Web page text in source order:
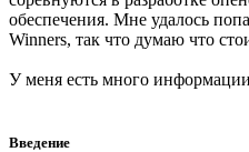
обеспечения. Мне удалось
Winners, так что думаю что
У меня есть много
Введение